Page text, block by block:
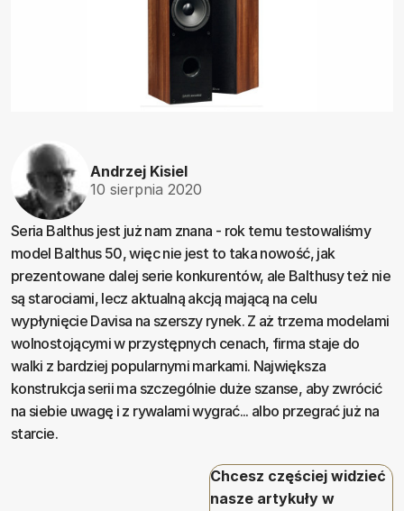
Andrzej Kisiel
10 sierpnia 2020
Seria Balthus jest już nam znana - rok temu testowaliśmy
model Balthus 50, więc nie jest to taka nowość, jak
prezentowane dalej serie konkurentów, ale Balthusy też nie
są starociami, lecz aktualną akcją mającą na celu
wypłynięcie Davisa na szerszy rynek. Z aż trzema modelami
wolnostojącymi w przystępnych cenach, firma staje do
walki z bardziej popularnymi markami. Największa
konstrukcja serii ma szczególnie duże szanse, aby zwrócić
na siebie uwagę i z rywalami wygrać... albo przegrać już na
starcie.
Chcesz częściej widzieć
nasze artykuły w